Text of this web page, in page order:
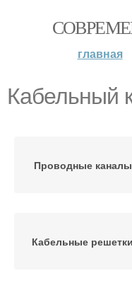
главная
Кабельный
Проводные каналы
Кабельные решетки